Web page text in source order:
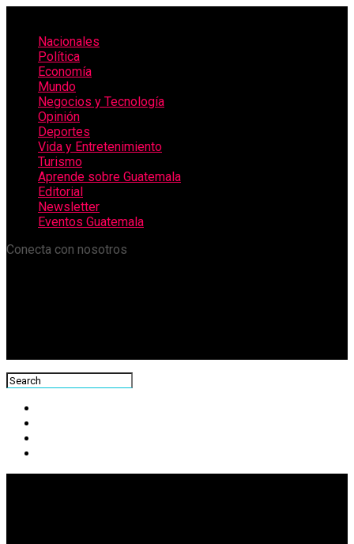
Nacionales
Política
Economía
Mundo
Negocios y Tecnología
Opinión
Deportes
Vida y Entretenimiento
Turismo
Aprende sobre Guatemala
Editorial
Newsletter
Eventos Guatemala
Conecta con nosotros